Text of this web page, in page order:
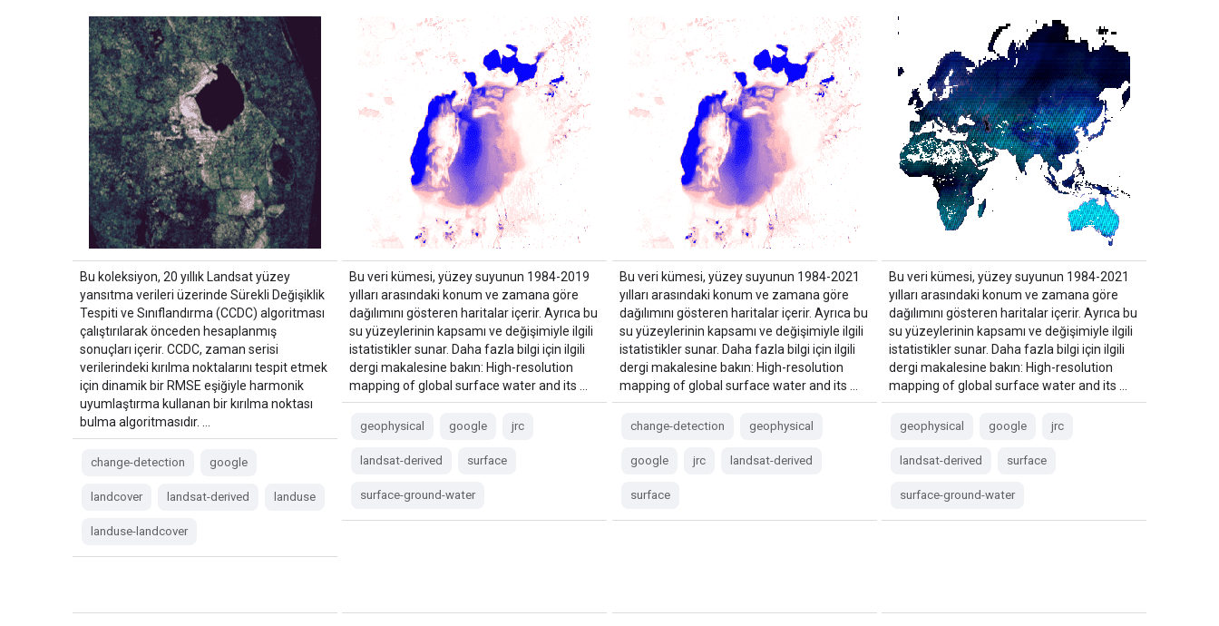
Bu koleksiyon, 20 yıllık Landsat yüzey
yansıtma verileri üzerinde Sürekli Değişiklik
Tespiti ve Sınıflandırma (CCDC) algoritması
çalıştırılarak önceden hesaplanmış
sonuçları içerir. CCDC, zaman serisi
verilerindeki kırılma noktalarını tespit etmek
için dinamik bir RMSE eşiğiyle harmonik
uyumlaştırma kullanan bir kırılma noktası
bulma algoritmasıdır. …
change-detection google
landcover landsat-derived landuse
landuse-landcover
Bu veri kümesi, yüzey suyunun 1984-2019
yılları arasındaki konum ve zamana göre
dağılımını gösteren haritalar içerir. Ayrıca bu
su yüzeylerinin kapsamı ve değişimiyle ilgili
istatistikler sunar. Daha fazla bilgi için ilgili
dergi makalesine bakın: High-resolution
mapping of global surface water and its …
geophysical google jrc
landsat-derived surface
surface-ground-water
Bu veri kümesi, yüzey suyunun 1984-2021
yılları arasındaki konum ve zamana göre
dağılımını gösteren haritalar içerir. Ayrıca bu
su yüzeylerinin kapsamı ve değişimiyle ilgili
istatistikler sunar. Daha fazla bilgi için ilgili
dergi makalesine bakın: High-resolution
mapping of global surface water and its …
change-detection geophysical
google jrc landsat-derived
surface
Bu veri kümesi, yüzey suyunun 1984-2021
yılları arasındaki konum ve zamana göre
dağılımını gösteren haritalar içerir. Ayrıca bu
su yüzeylerinin kapsamı ve değişimiyle ilgili
istatistikler sunar. Daha fazla bilgi için ilgili
dergi makalesine bakın: High-resolution
mapping of global surface water and its …
geophysical google jrc
landsat-derived surface
surface-ground-water